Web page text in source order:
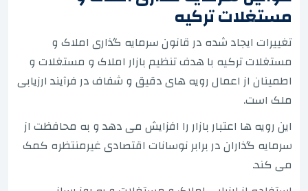
مستغلات ترکیه
تغییرات ایجاد شده در قانون سرمایه گذاری املاک و
مستغلات ترکیه با هدف تنظیم بازار املاک و مستغلات و
اطمینان از اعمال رویه های دقیق و شفاف در فرآیند ارزیابی
ملک است.
این رویه ها اعتبار بازار را افزایش می دهد و به محافظت از
سرمایه گذاران در برابر نوسانات اقتصادی غیرمنتظره کمک
می کند.